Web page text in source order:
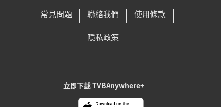
常見問題 聯絡我們
使用條款
隱私政策
立即下載 TVBAnywhere+